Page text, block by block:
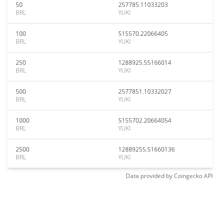
50
BRL
257785.11033203
YUKI
100
BRL
515570.22066405
YUKI
250
BRL
1288925.55166014
YUKI
500
BRL
2577851.10332027
YUKI
1000
BRL
5155702.20664054
YUKI
2500
BRL
12889255.51660136
YUKI
Data provided byCoingeckoAPI